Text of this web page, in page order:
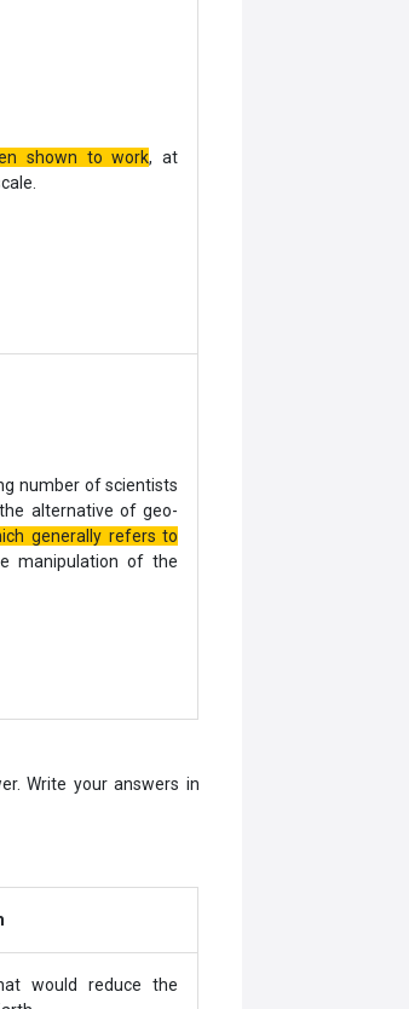
shown to work, at
number of scientists
alternative of geo-
generally refers to
manipulation of the
Write your answers in
would reduce the